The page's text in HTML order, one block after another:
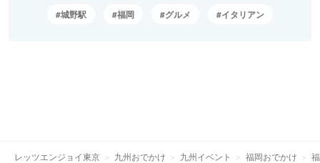
城野駅 福岡 グルメ イタリアン
レッツエンジョイ東京 九州おでかけ 九州イベント 福岡おでかけ